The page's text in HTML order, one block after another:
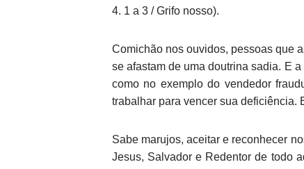
4. 1 a 3 / Grifo nosso).
Comichão nos ouvidos, pessoas que
se afastam de uma doutrina sadia. E
como no exemplo do vendedor
trabalhar para vencer sua deficiência.
Sabe marujos, aceitar e reconhecer
Jesus, Salvador e Redentor de todo